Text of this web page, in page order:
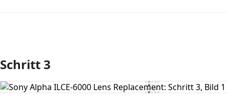
Kommentar hinzufügen
Schritt 3